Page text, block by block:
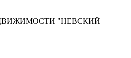
"НЕВСКИЙ